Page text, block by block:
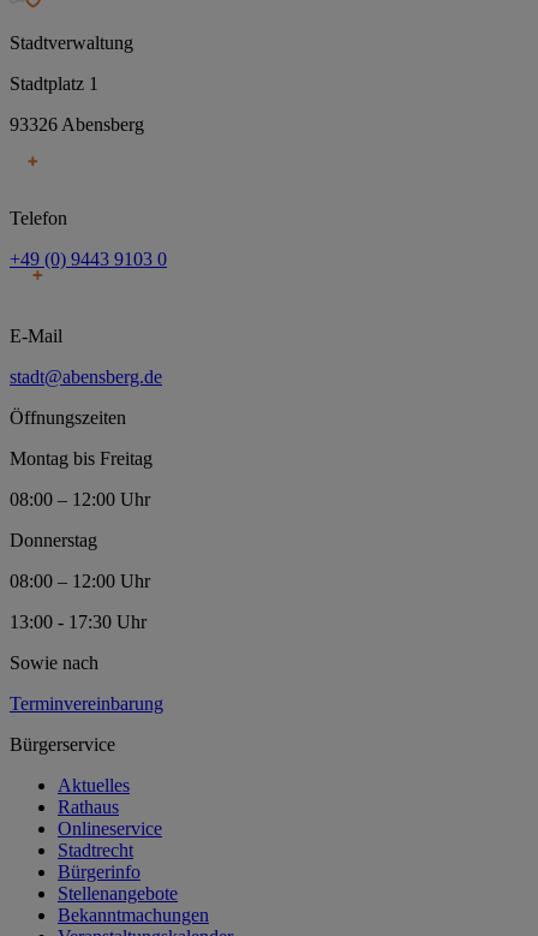
Stadtverwaltung
Stadtplatz 1
93326 Abensberg
Telefon
+49 (0) 9443 9103 0
E-Mail
stadt@abensberg.de
Öffnungszeiten
Montag bis Freitag
08:00 – 12:00 Uhr
Donnerstag
08:00 – 12:00 Uhr
13:00 - 17:30 Uhr
Sowie nach
Terminvereinbarung
Bürgerservice
Aktuelles
Rathaus
Onlineservice
Stadtrecht
Bürgerinfo
Stellenangebote
Bekanntmachungen